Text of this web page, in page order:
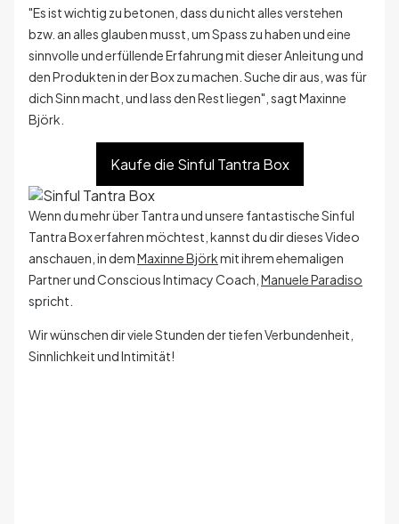
"Es ist wichtig zu betonen, dass du nicht alles verstehen
bzw. an alles glauben musst, um Spass zu haben und eine
sinnvolle und erfüllende Erfahrung mit dieser Anleitung und
den Produkten in der Box zu machen. Suche dir aus, was für
dich Sinn macht, und lass den Rest liegen", sagt Maxinne
Björk.
Kaufe die Sinful Tantra Box
Wenn du mehr über Tantra und unsere fantastische Sinful
Tantra Box erfahren möchtest, kannst du dir dieses Video
anschauen, in demMaxinne Björkmit ihrem ehemaligen
Partner und Conscious Intimacy Coach, Manuele Paradiso
spricht.
Wir wünschen dir viele Stunden der tiefen Verbundenheit,
Sinnlichkeit und Intimität!